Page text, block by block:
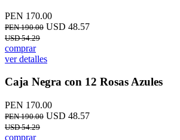
PEN 170.00
PEN 190.00 USD 48.57
USD 54.29
comprar
ver detalles
Caja Negra con 12 Rosas Azules
PEN 170.00
PEN 190.00 USD 48.57
USD 54.29
comprar